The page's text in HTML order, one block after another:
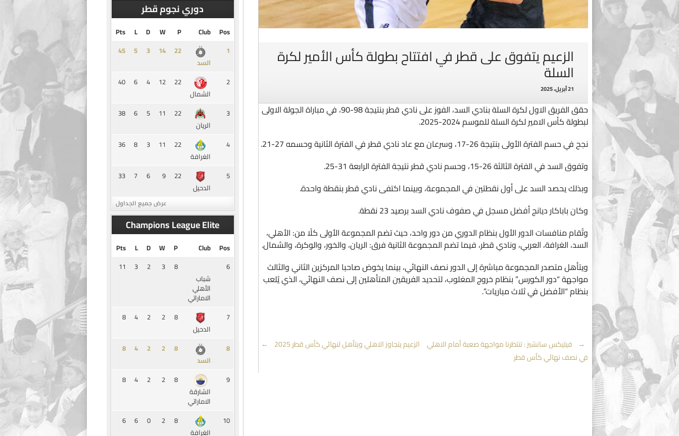
الزعيم يتفوق على قطر في افتتاح بطولة كأس الأمير لكرة
السلة
21 أبريل، 2025
حقق الفريق الاول لكرة السلة بنادي السد، الفوز على نادي قطر بنتيجة 98-90، في مباراة الجولة الاولى
لبطولة كأس الامير لكرة السلة للموسم 2024-2025.
نجح في حسم الفترة الأولى بنتيجة 26-17، وسرعان مع عاد نادي قطر في الفترة الثانية وحسمه 27-21.
وتفوق السد في الفترة الثالثة 26-15، وحسم نادي قطر نتيجة الفترة الرابعة 31-25.
وبذلك يحصد السد على أول نقطتين في المجموعة، وبينما اكتفى نادي قطر بنقطة واحدة.
وكان باباكار ديانج أفضل مسجل في صفوف نادي السد برصيد 23 نقطة.
وتُقام منافسات الدور الأول بنظام الدوري من دور واحد، حيث تضم المجموعة الأولى كلًا من: الأهلي،
السد، الغرافة، العربي، ونادي قطر، فيما تضم المجموعة الثانية فرق: الريان، والخور، والوكرة، والشمال.
ويتأهل متصدر المجموعة مباشرة إلى الدور نصف النهائي، بينما يخوض صاحبا المركزين الثاني والثالث
مواجهة “دور الكورس” بنظام خروج المغلوب، لتحديد الفريقين المتأهلين إلى نصف النهائي، الذي يُلعب
بنظام “الأفضل في ثلاث مباريات”.
Post
← فيليكس سانشيز : تنتظرنا مواجهة صعبة أمام الاهلي
في نصف نهائي كأس قطر
الزعيم يتجاوز الاهلي ويتأهل لنهائي كأس قطر 2025 →
دوري نجوم قطر
Pos
Club
P
W
D
L
Pts
1
السد
‏22
14
3
5
45
2
الشمال
22
12
4
6
40
3
الريان
22
11
5
6
38
4
الغرافة
22
11
3
8
36
5
الدحيل
22
9
6
7
33
عرض جميع الجداول
Champions League Elite
Pos
Club
P
W
D
L
Pts
6
شباب
الأهلي
الاماراتي
8
3
2
3
11
7
الدحيل
8
2
2
4
8
8
السد
8
2
2
4
8
9
الشارقة
الاماراتي
8
2
2
4
8
10
الغرافة
8
2
0
6
6